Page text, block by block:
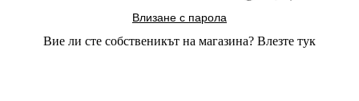
Влизане с парола
Вие ли сте собственикът на магазина? Влезте тук